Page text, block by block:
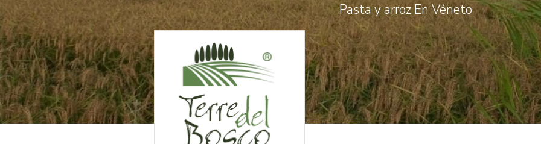
Pasta y arroz En Véneto